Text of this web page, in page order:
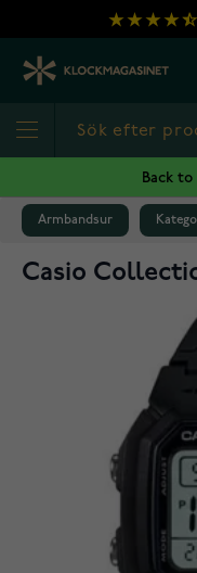
Hoppa till innehållet
Back
Armbandsur
Casio